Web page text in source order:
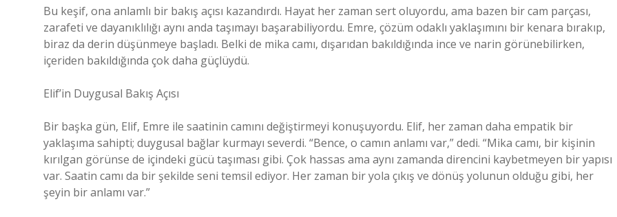
Bu keşif, ona anlamlı bir bakış açısı kazandırdı. Hayat her zaman sert oluyordu, ama bazen bir cam parçası,
zarafeti ve dayanıklılığı aynı anda taşımayı başarabiliyordu. Emre, çözüm odaklı yaklaşımını bir kenara bırakıp,
biraz da derin düşünmeye başladı. Belki de mika camı, dışarıdan bakıldığında ince ve narin görünebilirken,
içeriden bakıldığında çok daha güçlüydü.
Elif’in Duygusal Bakış Açısı
Bir başka gün, Elif, Emre ile saatinin camını değiştirmeyi konuşuyordu. Elif, her zaman daha empatik bir
yaklaşıma sahipti; duygusal bağlar kurmayı severdi. “Bence, o camın anlamı var,” dedi. “Mika camı, bir kişinin
kırılgan görünse de içindeki gücü taşıması gibi. Çok hassas ama aynı zamanda direncini kaybetmeyen bir yapısı
var. Saatin camı da bir şekilde seni temsil ediyor. Her zaman bir yola çıkış ve dönüş yolunun olduğu gibi, her
şeyin bir anlamı var.”